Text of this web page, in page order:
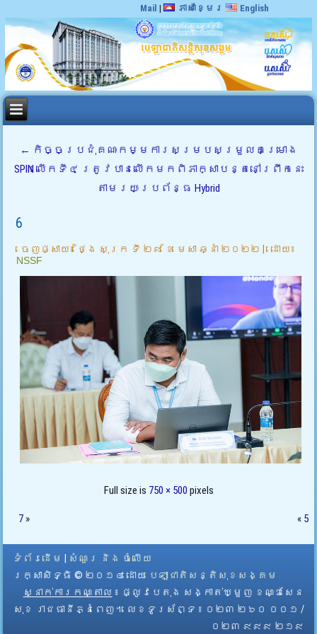
Mail | ភាសាខ្មែរ English
← កិច្ចប្រជុំគណៈកម្មការសម្របសម្រួលគម្រោង
SPIN លើកទី៤ ត្រូវបានលើកមកពិភាក្សាបន្តនៅព្រឹកនេះ
តាមរយៈប្រព័ន្ធ Hybrid
6
ចេញផ្សាយ៖ ថ្ងៃ សុក្រ ទី ២៩ ខែ មេសា ឆ្នាំ ២០២២ | ដោយ៖
NSSF
Full size is 750 × 500 pixels
7 » « 5
ទំព័រដើម
សំណួរ និង ចំលើយ
រក្សាសិទ្ធិ © ២០១៤ ដោយ​ បេឡាជាតិសន្តិសុខសង្គម
ស្នាក់ការកណ្តាល ៖ ផ្លូវបេតុង សង្កាត់ឃ្មួញ ខណ្ឌសែន
សុខ រាជធានីភ្នំពេញ។ លេខទូរស័ព្ទ ៖ ០២៣ ២៦០ ០០១ /
០២៣ ៩៩៩ ២១៩